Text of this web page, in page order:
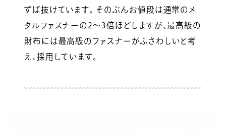
ずば抜けています。 そのぶんお値段は通常のメ
タルファスナーの2～3倍ほどしますが、最高級の
財布には最高級のファスナーがふさわしいと考
え、採用しています。